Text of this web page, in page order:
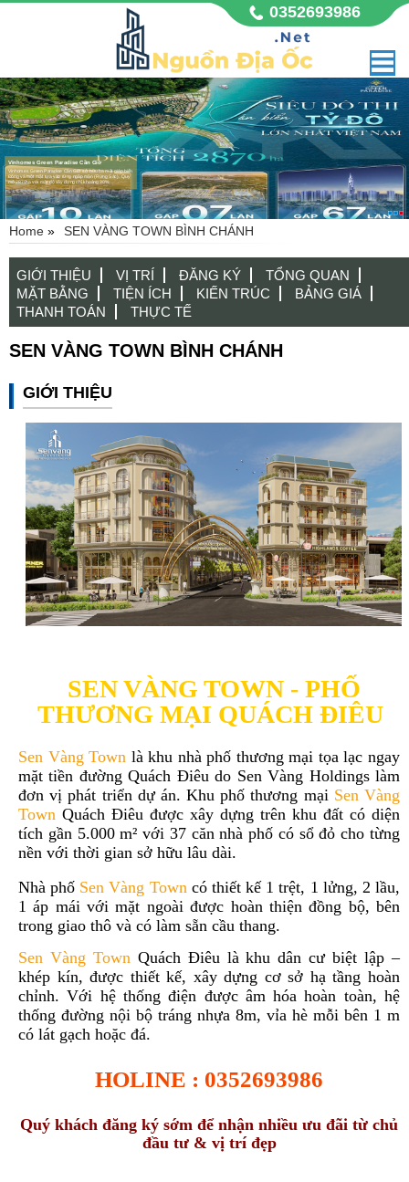
0352693986
Vinhomes Green Paradise Cần Giờ
Vinhomes Green Paradise Cần Giờ sở hữu ba mặt giáp biển
Đông và một mặt tựa vào rừng ngập mặn (Rừng Sác). Quy
mô 2870ha với mật độ xây dựng chỉ khoảng 30%.
Home » SEN VÀNG TOWN BÌNH CHÁNH
GIỚI THIỆU VỊ TRÍ ĐĂNG KÝ
TỔNG QUAN
MẶT BẰNG
TIỆN ÍCH KIẾN TRÚC
BẢNG GIÁ
THANH TOÁN
THỰC TẾ
SEN VÀNG TOWN BÌNH CHÁNH
GIỚI THIỆU
SEN VÀNG TOWN - PHỐ
THƯƠNG MẠI QUÁCH ĐIÊU
Sen Vàng Town là khu nhà phố thương mại tọa lạc ngay
mặt tiền đường Quách Điêu do Sen Vàng Holdings làm
đơn vị phát triển dự án. Khu phố thương mại Sen Vàng
Town Quách Điêu được xây dựng trên khu đất có diện
tích gần 5.000 m² với 37 căn nhà phố có sổ đỏ cho từng
nền với thời gian sở hữu lâu dài.
Nhà phố Sen Vàng Town có thiết kế 1 trệt, 1 lửng, 2 lầu,
1 áp mái với mặt ngoài được hoàn thiện đồng bộ, bên
trong giao thô và có làm sẵn cầu thang.
Sen Vàng Town Quách Điêu là khu dân cư biệt lập –
khép kín, được thiết kế, xây dựng cơ sở hạ tầng hoàn
chỉnh. Với hệ thốngđiện được âm hóa hoàn toàn, hệ
thống đường nội bộ tráng nhựa 8m, vỉa hè mỗi bên 1 m
có lát gạch hoặc đá.
HOLINE : 0352693986
Quý khách đăng ký sớm để nhận nhiều ưu đãi từ chủ
đầu tư & vị trí đẹp